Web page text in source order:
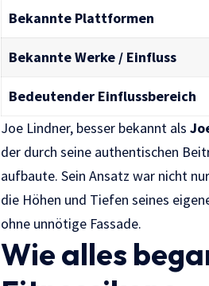
Bekannte Plattformen
Bekannte Werke / Einfluss
Bedeutender Einflussbereich
Joe Lindner, besser bekannt als
der durch seine authentischen
aufbaute. Sein Ansatz war nicht nur
die Höhen und Tiefen seines
ohne unnötige Fassade.
Wie alles